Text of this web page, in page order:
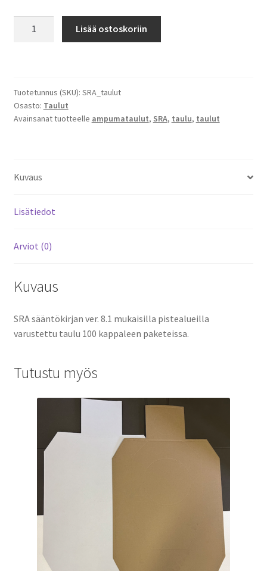
Lisää ostoskoriin
Tuotetunnus (SKU): SRA_taulut
Osasto: Taulut
Avainsanat tuotteelle ampumataulut, SRA, taulu, taulut
Kuvaus
Lisätiedot
Arviot (0)
Kuvaus
SRA sääntökirjan ver. 8.1 mukaisilla pistealueilla
varustettu taulu 100 kappaleen paketeissa.
Tutustu myös